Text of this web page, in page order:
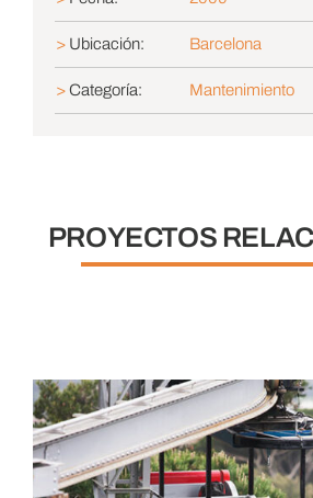
>Ubicación: Barcelona
>Categoría: Mantenimiento
PROYECTOS